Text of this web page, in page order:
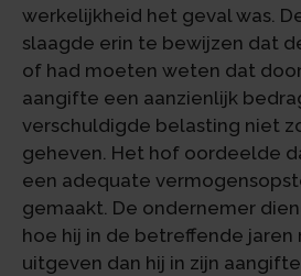
werkelijkheid het geval was.
slaagde erin te bewijzen dat
of had moeten weten dat
aangifte een aanzienlijk
verschuldigde belasting niet
geheven. Het hof oordeelde
een adequate
gemaakt. De ondernemer
hoe hij in de betreffende
uitgeven dan hij in zijn